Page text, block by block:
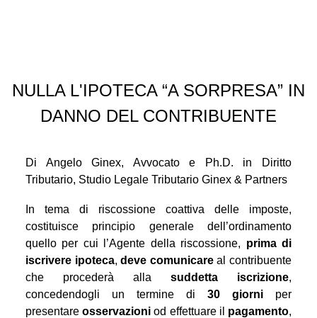
NULLA L'IPOTECA “A SORPRESA” IN
DANNO DEL CONTRIBUENTE
Di Angelo Ginex, Avvocato e Ph.D. in Diritto
Tributario, Studio Legale Tributario Ginex & Partners
In tema di riscossione coattiva delle imposte,
costituisce principio generale dell’ordinamento
quello per cui l’Agente della riscossione, prima di
iscrivere ipoteca, deve comunicareal contribuente
che procederà alla suddetta iscrizione,
concedendogli un termine di 30 giorni per
presentareosservazioni od effettuare il pagamento,